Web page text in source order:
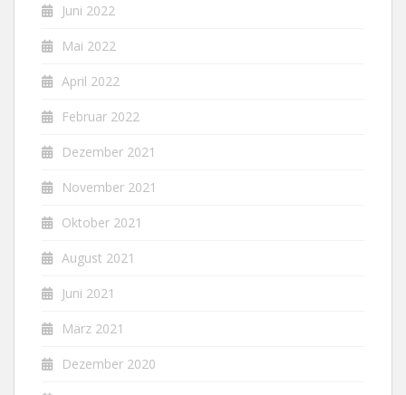
Juni 2022
Mai 2022
April 2022
Februar 2022
Dezember 2021
November 2021
Oktober 2021
August 2021
Juni 2021
März 2021
Dezember 2020